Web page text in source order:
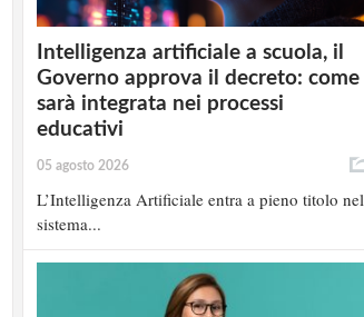
Intelligenza artificiale a scuola, il
Governo approva il decreto: come
sarà integrata nei processi
educativi
05 agosto 2026
L’Intelligenza Artificiale entra a pieno titolo nel
sistema...